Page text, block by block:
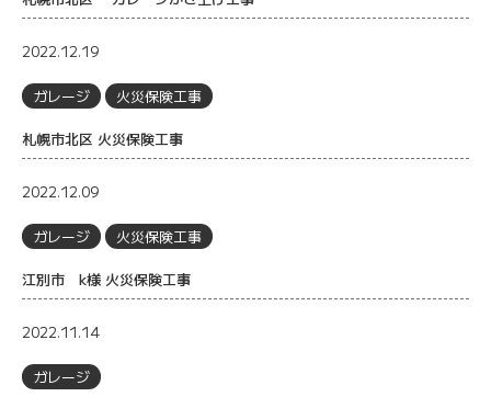
2022.12.19
ガレージ 火災保険工事
札幌市北区 火災保険工事
2022.12.09
ガレージ 火災保険工事
江別市 k様 火災保険工事
2022.11.14
ガレージ